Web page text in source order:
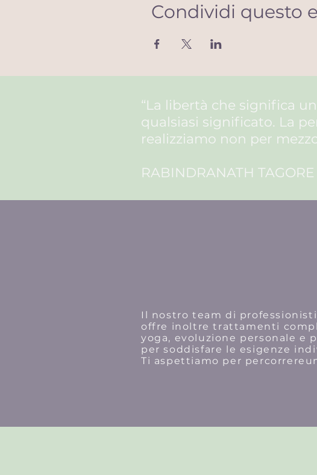
Condividi questo
“La libertà che significa
qualsiasi significato. La
realizziamo non per
RABINDRANATH TAGORE
Il nostro team di
offre inoltre trattamenti
yoga, evoluzione personale e
per soddisfare le esigenze
Ti aspettiamo per